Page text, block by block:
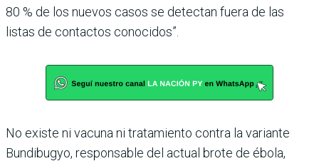
80 % de los nuevos casos se detectan fuera de las
listas de contactos conocidos”.
No existe ni vacuna ni tratamiento contra la variante
Bundibugyo, responsable del actual brote de ébola,